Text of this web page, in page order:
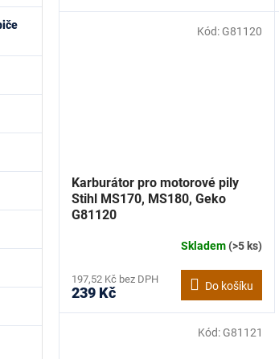
Karburátor pro motorové pily
Stihl MS170, MS180, Geko
G81120
Skladem(>5 ks)
197,52 Kč bez DPH
239 Kč Do košíku
Kód: G81120
Kód: G81121